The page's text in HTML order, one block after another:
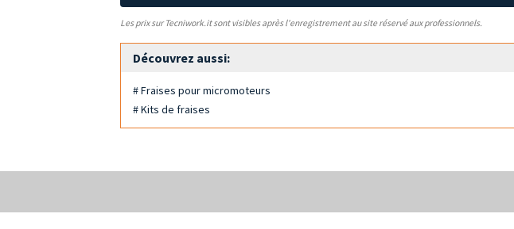
Les prix sur Tecniwork.it sont visibles après l'enregistrement au site réservé aux professionnels.
Découvrez aussi:
# Fraises pour micromoteurs
# Kits de fraises